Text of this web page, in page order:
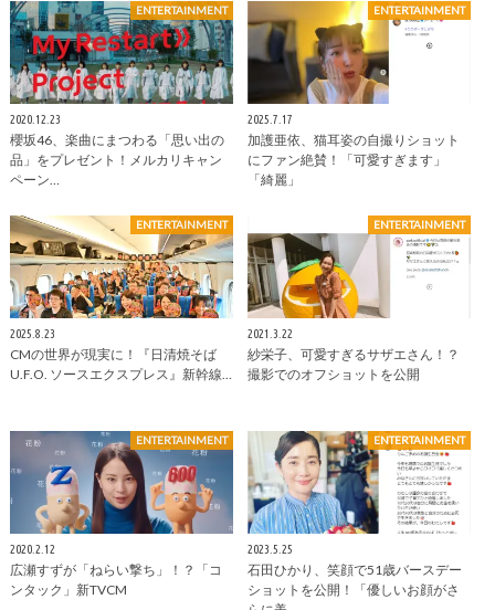
ENTERTAINMENT
2020.12.23
櫻坂46、楽曲にまつわる「思い出の
品」をプレゼント！メルカリキャン
ペーン…
ENTERTAINMENT
2025.7.17
加護亜依、猫耳姿の自撮りショット
にファン絶賛！「可愛すぎます」
「綺麗」
ENTERTAINMENT
2025.8.23
CMの世界が現実に！『日清焼そば
U.F.O. ソースエクスプレス』新幹線…
ENTERTAINMENT
2021.3.22
紗栄子、可愛すぎるサザエさん！？
撮影でのオフショットを公開
ENTERTAINMENT
2020.2.12
広瀬すずが「ねらい撃ち」！？「コ
ンタック」新TVCM
ENTERTAINMENT
2023.5.25
石田ひかり、笑顔で51歳バースデー
ショットを公開！「優しいお顔がさ